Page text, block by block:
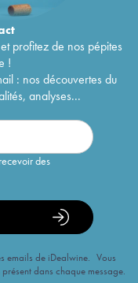
profitez de nos pépites
!
: nos découvertes du
analyses...
des
emails de iDealwine. Vous
dans chaque message.